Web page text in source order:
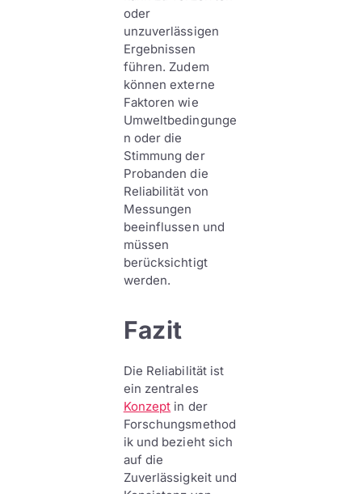
oder
unzuverlässigen
Ergebnissen
führen. Zudem
können externe
Faktoren wie
Umweltbedingunge
n oder die
Stimmung der
Probanden die
Reliabilität von
Messungen
beeinflussen und
müssen
berücksichtigt
werden.
Fazit
Die Reliabilität ist
ein zentrales
Konzept in der
Forschungsmethod
ik und bezieht sich
auf die
Zuverlässigkeit und